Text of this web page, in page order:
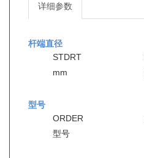
详细参数
杆端直径
STDRT
mm
型号
ORDER
型号